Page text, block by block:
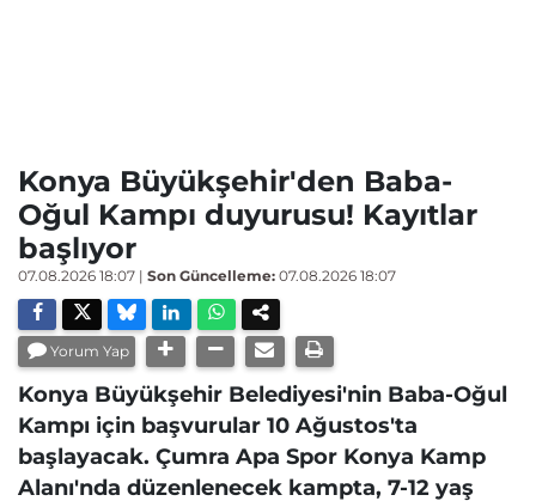
Konya Büyükşehir'den Baba-
Oğul Kampı duyurusu! Kayıtlar
başlıyor
07.08.2026 18:07 | Son Güncelleme: 07.08.2026 18:07
Yorum Yap
Konya Büyükşehir Belediyesi'nin Baba-Oğul
Kampı için başvurular 10 Ağustos'ta
başlayacak. Çumra Apa Spor Konya Kamp
Alanı'nda düzenlenecek kampta, 7-12 yaş